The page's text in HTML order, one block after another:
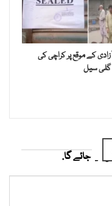
کے موقع پر کراچی کی
گلی سیل
کیا جائے گا.